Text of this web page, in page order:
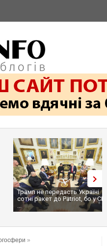
Трамп не передасть Україні
сотні ракет до Patriot, бо у
...
»